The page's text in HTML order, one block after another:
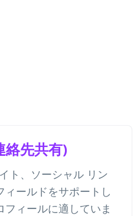
先共有)
ト、ソーシャル リン
ィールドをサポートし
フィールに適していま